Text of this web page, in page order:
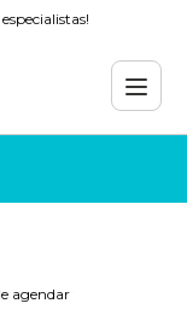
agendar tratamento de